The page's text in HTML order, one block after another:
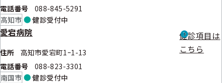
電話番号
088-845-5291
高知市 健診受付中
愛宕病院
住所
高知市愛宕町1ｰ1-13
電話番号
088-823-3301
健診項目は
こちら
南国市 健診受付中